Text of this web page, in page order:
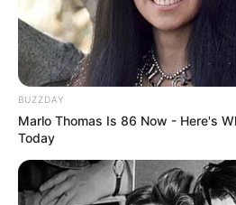
BUZZDAY
Marlo Thomas Is 86 Now - Here's
Today